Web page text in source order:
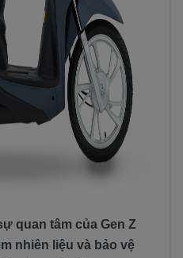
quan tâm của Gen Z
nhiên liệu và bảo vệ